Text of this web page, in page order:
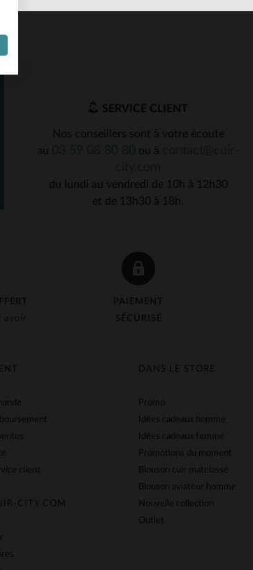
38
avoir
PAIEMENT
SÉCURISÉ
SERVICE CLIENT
Nos conseillers sont à votre écoute
au
ou à
du lundi au vendredi de 10h à 12h30
et de 13h30 à 18h.
client
CITY.COM
DANS LE STORE
Promo
Idées cadeaux homme
Idées cadeaux femme
Promotions du moment
Blouson cuir matelassé
Blouson aviateur homme
Nouvelle collection
Outlet